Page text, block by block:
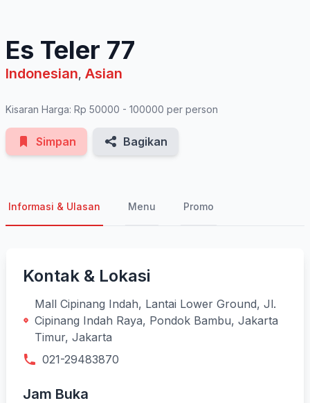
Es Teler 77
Indonesian, Asian
Kisaran Harga: Rp 50000 - 100000 per person
Simpan Bagikan
Informasi & Ulasan Menu Promo
Kontak & Lokasi
Mall Cipinang Indah, Lantai Lower Ground, Jl.
Cipinang Indah Raya, Pondok Bambu, Jakarta
Timur, Jakarta
021-29483870
Jam Buka